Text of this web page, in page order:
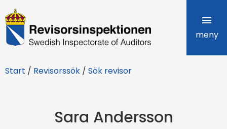
R
e
i
meny
Start / Revisorssök / Sök revisor
Sara Andersson